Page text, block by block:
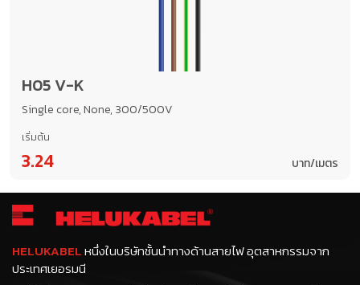
H05 V-K
Single core, None, 300/500V
เริ่มต้น
3.24 บาท/เมตร
HELUKABELหนึ่งในบริษัทชั้นนำทางด้านสายไฟ อุตสาหกรรมจาก
ประเทศเยอรมนี